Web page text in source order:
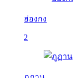
ฮ่องกง
2